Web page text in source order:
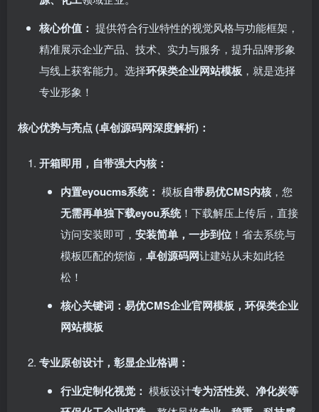
核心价值：​ 提供符合行业特性的视觉风格与功能框架，
精准展示企业产品、技术、实力与服务，提升品牌形象
与线上获客能力。选择环保类企业网站模板 ，就是选择
专业形象！
核心优势与亮点 (卓创源码网深度解析)：​
开箱即用，自带强大内核：​
内置eyoucms系统：​ 模板自带易优CMS内核，您
无需再单独下载eyou系统！下载解压上传后，直接
访问安装即可，​ 安装简单，一步到位 ！省去系统与
模板匹配的烦恼，​ 卓创源码网让建站从未如此轻
松！
核心关键词：易优CMS企业官网模板，环保类企业
网站模板
专业原创设计，彰显企业格调：​
行业定制化视觉：​ 模板设计专为活性炭、净化炭等